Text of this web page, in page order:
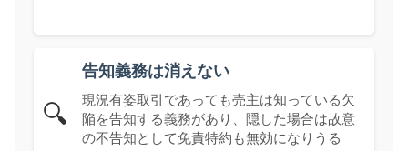
🔍
告知義務は消えない
現況有姿取引であっても売主は知っている欠
陥を告知する義務があり、隠した場合は故意
の不告知として免責特約も無効になりうる